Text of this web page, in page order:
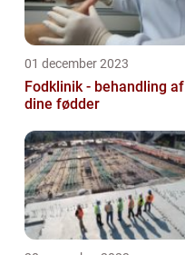
01 december 2023
Fodklinik - behandling af
dine fødder